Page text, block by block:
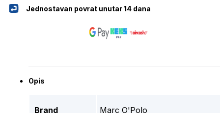
Jednostavan povrat unutar 14 dana
Opis
Brand Marc O'Polo